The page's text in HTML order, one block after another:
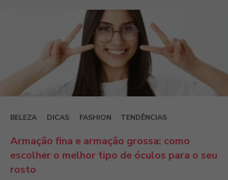
BELEZA DICAS FASHION TENDÊNCIAS
Armação fina e armação grossa: como
escolher o melhor tipo de óculos para o seu
rosto